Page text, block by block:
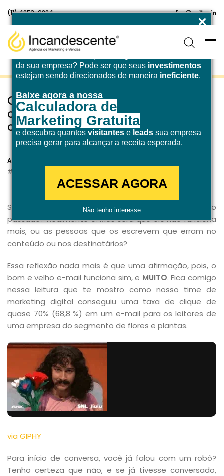
da sua empresa? Pode ser que seus investimentos
estejam sendo direcionados de maneira ineficiente.
Baixe agora a nossa
Calculadora de
Marketing Gratuita
e descubra quantos visitantes e leads sua empresa
precisa gerar para alcançar a receita esperada.
ACESSAR AGORA
Não tenho interesse
(11) 4253-0224
Case de sucesso: Como um e-mail
conquistou quase 70% de taxas de
clique?
Agência Incandescente
Sabe aquela velha história de que e-mail é coisa do
passado? Realmente é! Mas será que ele não funciona
mais, ou as pessoas que os escrevem que erram no
conteúdo ou nos destinatários?
Essa reflexão nada mais é que uma afirmação, pois, o
bom e velho e-mail funciona sim, e MUITO. Fica comigo
nessa leitura que te mostro como nosso time de
marketing digital conseguiu uma taxa de clique de
quase 70% (68,8 %) em um e-mail para os leitores de
uma empresa do segmento de flores e plantas.
via GIPHY
Para início de conversa, você já falou com um robô?
Tenho certeza que não, e se já tivesse conversado,